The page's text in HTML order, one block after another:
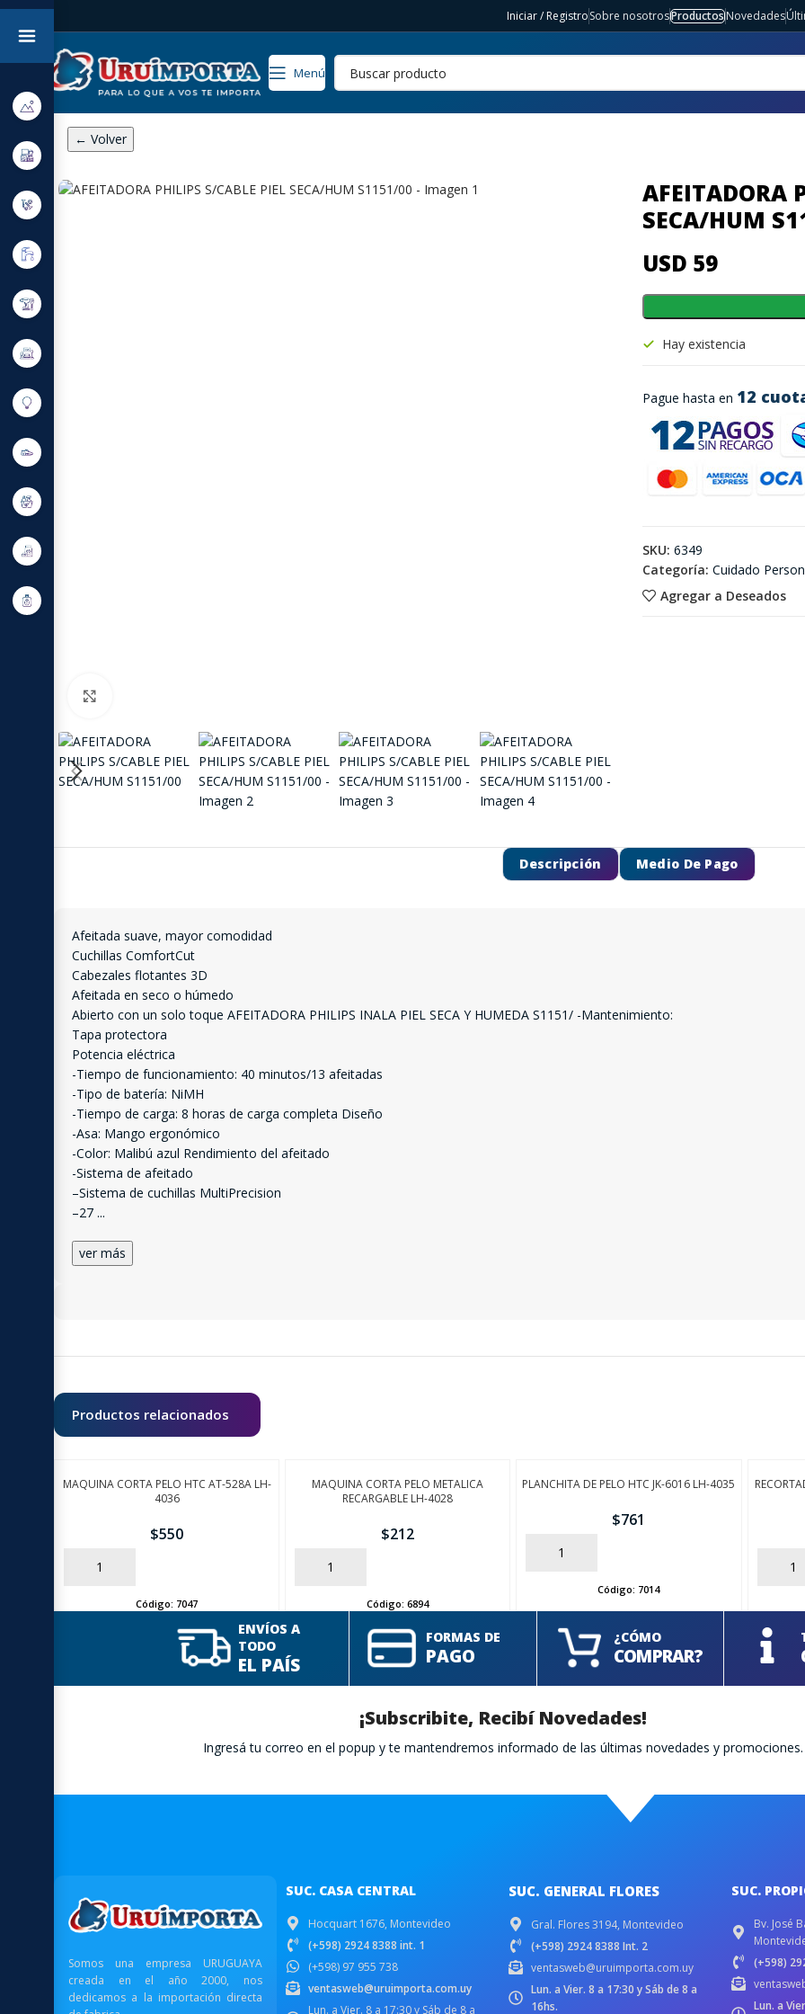
Iniciar / RegistroSobre nosotrosProductosNovedades
Menú
← Volver
AFEITADORA
SECA/HUM
USD 59
Pague hasta en 12
Hay existencia
Agregar a Deseados
SKU: 6349
Categoría: Cuidado
Descripción Medio De Pago
Afeitada suave, mayor comodidad
Cuchillas ComfortCut
Cabezales flotantes 3D
Afeitada en seco o húmedo
Abierto con un solo toque AFEITADORA PHILIPS INALA PIEL SECA Y HUMEDA S1151/ -Mantenimiento:
Tapa protectora
Potencia eléctrica
-Tiempo de funcionamiento: 40 minutos/13 afeitadas
-Tipo de batería: NiMH
-Tiempo de carga: 8 horas de carga completa Diseño
-Asa: Mango ergonómico
-Color: Malibú azul Rendimiento del afeitado
-Sistema de afeitado
–Sistema de cuchillas MultiPrecision
–27 ...
ver más
Productos relacionados
MAQUINA CORTA PELO HTC AT-528A LH-
4036
$550
AÑADIR
Código: 7047
MAQUINA CORTA PELO METALICA
RECARGABLE LH-4028
$212
AÑADIR
Código:6894
PLANCHITA DE PELO HTC JK-6016 LH-4035
$761
AÑADIR
Código: 7014
AÑADIR
ENVÍOS A
TODO
EL PAÍS
FORMAS DE
PAGO
¿CÓMO
COMPRAR?
¡Subscribite, Recibí Novedades!
Ingresá tu correo en el popup y te mantendremos informado de las últimas novedades y promociones.
Somos una empresa URUGUAYA
creada en el año 2000, nos
dedicamos a la importación directa
SUC. CASA CENTRAL
Hocquart 1676, Montevideo
(+598) 2924 8388 int. 1
(+598) 97 955 738
ventasweb@uruimporta.com.uy
Lun. a Vier. 8 a 17:30 y Sáb de 8 a
SUC. GENERAL FLORES
Gral. Flores 3194, Montevideo
(+598) 2924 8388 Int. 2
ventasweb@uruimporta.com.uy
Lun. a Vier. 8 a 17:30 y Sáb de 8 a
16hs.
SUC.
Bv. José
(+598)
Lun. a